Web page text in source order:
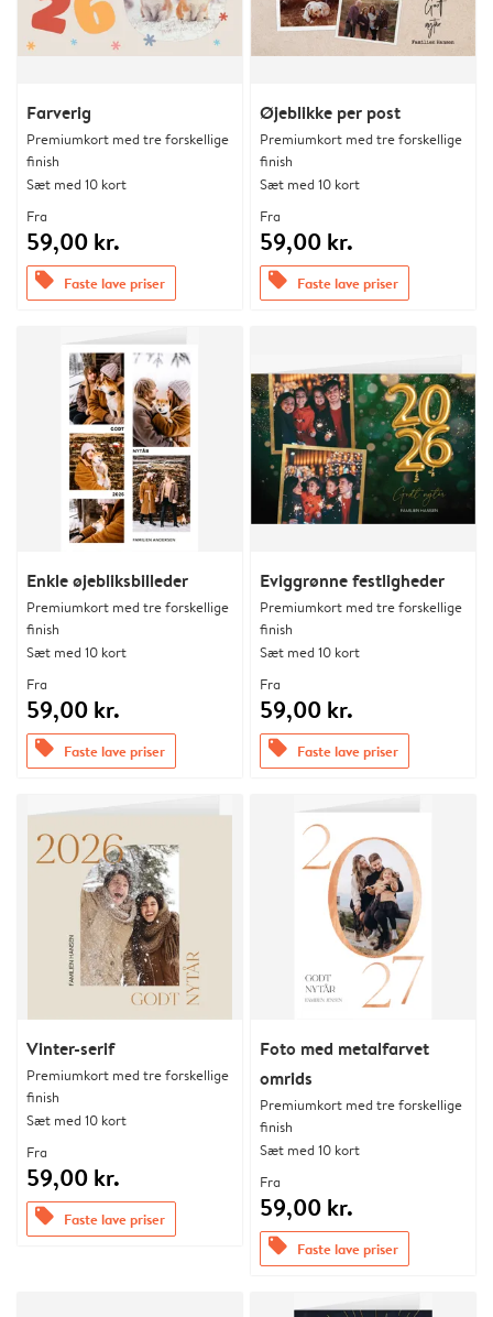
Farverig
Premiumkort med tre forskellige
finish
Sæt med 10 kort
Fra
59,00 kr.
offers Faste lave priser
Øjeblikke per post
Premiumkort med tre forskellige
finish
Sæt med 10 kort
Fra
59,00 kr.
offers Faste lave priser
Enkle øjebliksbilleder
Premiumkort med tre forskellige
finish
Sæt med 10 kort
Fra
59,00 kr.
offers Faste lave priser
Eviggrønne festligheder
Premiumkort med tre forskellige
finish
Sæt med 10 kort
Fra
59,00 kr.
offers Faste lave priser
Vinter-serif
Premiumkort med tre forskellige
finish
Sæt med 10 kort
Fra
59,00 kr.
offers Faste lave priser
Foto med metalfarvet
omrids
Premiumkort med tre forskellige
finish
Sæt med 10 kort
Fra
59,00 kr.
offers Faste lave priser